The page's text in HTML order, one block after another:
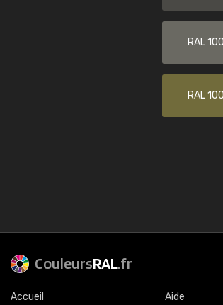
RAL
RAL
CouleursRAL.fr
Accueil Aide